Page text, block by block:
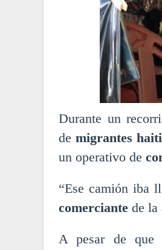
Durante un
de migrantes
un operativo de
“Ese camión iba
comerciante de la
A pesar de que